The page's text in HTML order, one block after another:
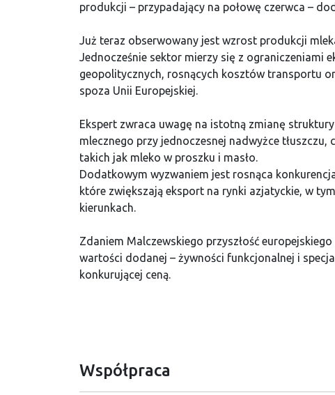
produkcji – przypadający na połowę czerwca –
Już teraz obserwowany jest wzrost produkcji
Jednocześnie sektor mierzy się z ograniczeniami
geopolitycznych, rosnących kosztów transportu
spoza Unii Europejskiej.
Ekspert zwraca uwagę na istotną zmianę
mlecznego przy jednoczesnej nadwyżce
takich jak mleko w proszku i masło.
Dodatkowym wyzwaniem jest rosnąca
które zwiększają eksport na rynki azjatyckie, w
kierunkach.
Zdaniem Malczewskiego przyszłość
wartości dodanej – żywności funkcjonalnej i
konkurującej ceną.
Współpraca